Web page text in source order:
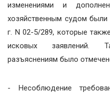
изменениями и
хозяйственным судом были
г. N 02-5/289, которые
исковых заявлений.
разъяснениям было
- Несоблюдение